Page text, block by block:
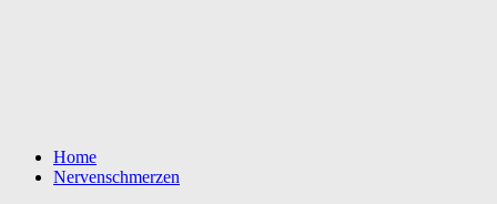
Home
Nervenschmerzen